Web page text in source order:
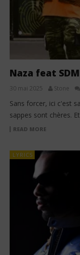
Naza feat
30 mai 2025 Stone
Sans forcer, ici c'est
sappes sont chères.
READ MORE
LYRICS